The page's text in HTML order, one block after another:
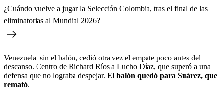
¿Cuándo vuelve a jugar la Selección Colombia, tras el final de las
eliminatorias al Mundial 2026?
Venezuela, sin el balón, cedió otra vez el empate poco antes del
descanso. Centro de Richard Ríos a Lucho Díaz, que superó a una
defensa que no lograba despejar. El balón quedó para Suárez, que
remató.